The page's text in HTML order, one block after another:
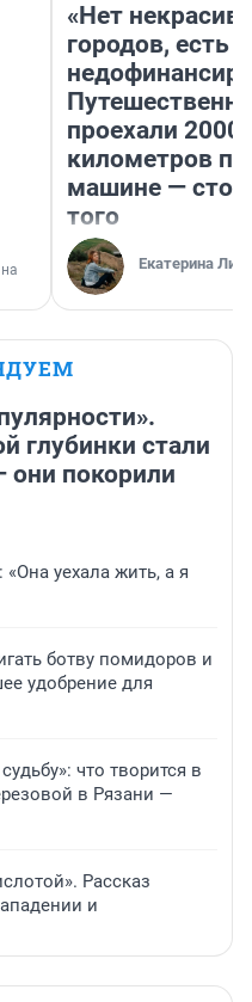
«Нет
городов, есть
проехали 2000
километров по
машине —
того
Екатерина
глубинки стали
они покорили
уехала жить, а я
ботву помидоров и
удобрение для
что творится в
в Рязани —
Рассказ
и